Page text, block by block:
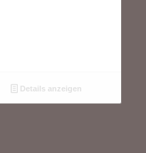
Details anzeigen